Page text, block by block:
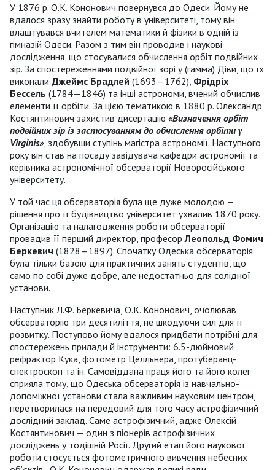
У 1876 р. О.К. Кононович повернувся до Одеси. Йому не
вдалося зразу знайти роботу в університеті, тому він
влаштувався вчителем математики й фізики в одній із
гімназій Одеси. Разом з тим він проводив і наукові
дослідження, що стосувалися обчислення орбіт подвійних
зір. За спостереженнями подвійної зорі γ (гамма) Діви, що їх
виконали Джеймс Брадлей (1693—1762), Фрідріх
Бессель (1784—1846) та інші астрономи, вчений обчислив
елементи її орбіти. За цією тематикою в 1880 р. Олександр
Костянтинович захистив дисертацію «Визначення орбіт
подвійних зір із застосуванням до обчислення орбіти γ
Virginis», здобувши ступінь магістра астрономії. Наступного
року він став на посаду завідувача кафедри астрономії та
керівника астрономічної обсерваторії Новоросійського
університету.
У той час ця обсерваторія була ще дуже молодою —
рішення про її будівництво університет ухвалив 1870 року.
Організацію та налагодження роботи обсерваторії
провадив її перший директор, професорЛеопольд Фомич
Беркевич (1828—1897). Спочатку Одеська обсерваторія
була тільки базою для практичних занять студентів, що
само по собі дуже добре, але недостатньо для солідної
установи.
Наступник Л.Ф. Беркевича, О.К. Кононович, очолював
обсерваторію три десятиліття, не шкодуючи сил для її
розвитку. Поступово йому вдалося придбати потрібні для
спостережень прилади й інструменти: 6.5-дюймовий
рефрактор Кука, фотометр Целльнера, протуберанц-
спектроскоп та ін. Самовіддана праця його та його колег
сприяла тому, що Одеська обсерваторія із навчально-
допоміжної установи стала важливим науковим центром,
перетворилася на передовий для того часу астрофізичний
дослідний заклад. Саме астрофізичний, адже Олексій
Костянтинович — один з піонерів астрофізичних
досліджень у тодішній Росії. Другий етап його наукової
роботи стосується фотометричного вивчення небесних